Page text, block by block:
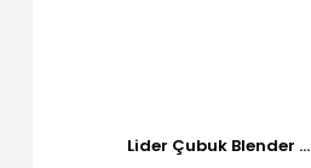
Lider Çubuk Blender ...